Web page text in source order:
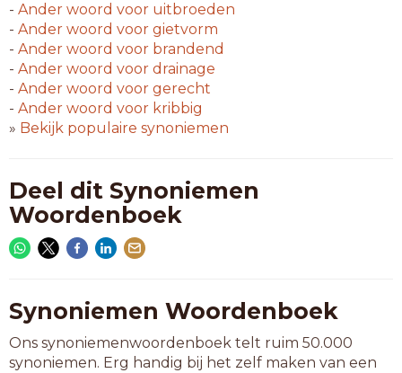
- Ander woord voor uitbroeden
- Ander woord voor gietvorm
- Ander woord voor brandend
- Ander woord voor drainage
- Ander woord voor gerecht
- Ander woord voor kribbig
» Bekijk populaire synoniemen
Deel dit Synoniemen
Woordenboek
Synoniemen Woordenboek
Ons synoniemenwoordenboek telt ruim 50.000
synoniemen. Erg handig bij het zelf maken van een